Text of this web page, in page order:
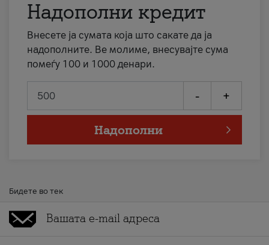
Надополни кредит
Внесете ја сумата која што сакате да ја
надополните. Ве молиме, внесувајте сума
помеѓу 100 и 1000 денари.
- +
Надополни
Бидете во тек